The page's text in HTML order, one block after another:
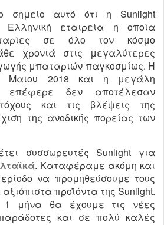
σημείο αυτό ότι η Sunlight
Ελληνική εταιρεία η οποία
σε όλο τον κόσμο
χρονιά στις μεγαλύτερες
μπαταριών παγκοσμίως. Η
Μαιου 2018 και η μεγάλη
επέφερε δεν αποτέλεσαν
και τις βλέψεις της
της ανοδικής πορείας των
συσσωρευτές Sunlight για
. Καταφέραμε ακόμη και
να προμηθεύσουμε τους
προϊόντα της Sunlight.
1 μήνα θα έχουμε τις νέες
και σε πολύ καλές